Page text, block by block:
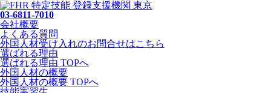
03-6811-7010
会社概要
よくある質問
外国人材受け入れのお問合せはこちら
選ばれる理由
選ばれる理由 TOPへ
外国人材の概要
外国人材の概要 TOPへ